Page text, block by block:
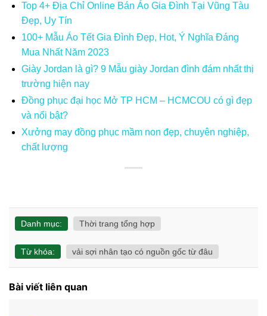
Top 4+ Địa Chỉ Online Bán Áo Gia Đình Tại Vũng Tàu
Đẹp, Uy Tín
100+ Mẫu Áo Tết Gia Đình Đẹp, Hot, Ý Nghĩa Đáng
Mua Nhất Năm 2023
Giày Jordan là gì? 9 Mẫu giày Jordan đình đám nhất thị
trường hiện nay
Đồng phục đại học Mở TP HCM – HCMCOU có gì đẹp
và nổi bật?
Xưởng may đồng phục mầm non đẹp, chuyên nghiệp,
chất lượng
Danh mục: Thời trang tổng hợp
Từ khóa: vải sợi nhân tạo có nguồn gốc từ đâu
Bài viết liên quan